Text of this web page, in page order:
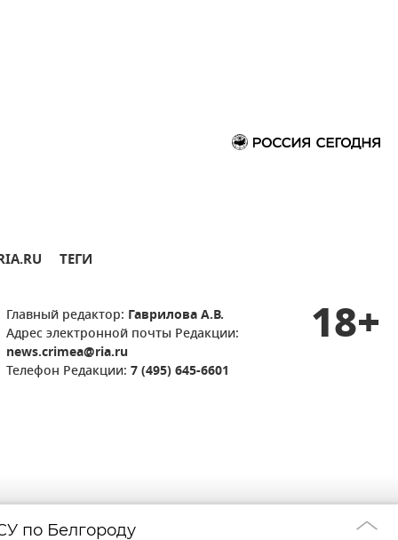
ТЕГИ
Главный редактор: Гаврилова А.В.
Адрес электронной почты Редакции:
news.crimea@ria.ru
Телефон Редакции: 7 (495) 645-6601
18+
по Белгороду В Крыму турист